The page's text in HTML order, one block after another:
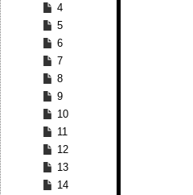
4
5
6
7
8
9
10
11
12
13
14